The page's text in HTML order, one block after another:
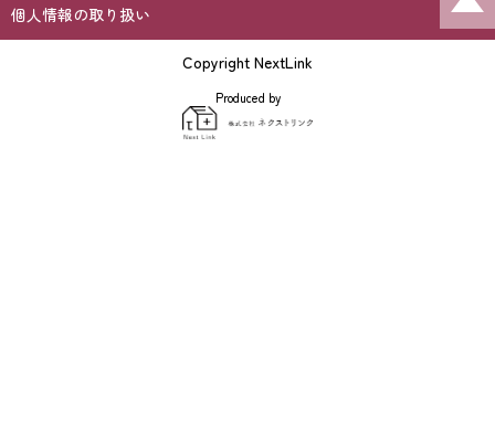
個人情報の取り扱い
Copyright NextLink
Produced by